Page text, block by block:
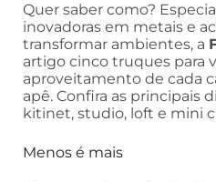
Quer saber como?
inovadoras em metais e
transformar ambientes, a
artigo cinco truques para
aproveitamento de cada
apê. Confira as principais
kitinet, studio, loft e mini
Menos é mais